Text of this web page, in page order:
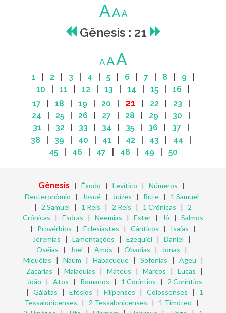
AAA
Gênesis : 21
AAA
1 2 3 4 5| 6 7 8 9
10
11 12 13 14 15 16
17
18 19 20 21 22 23
24
25 26 27 28 29 30
31
32 33 34 35 36 37
38
39 40 41 42 43 44
45| 46 47 48 49 50
Gênesis | Êxodo | Levítico | Números |
Deuteronômio | Josué| Juízes | Rute| 1 Samuel
| 2 Samuel | 1 Reis | 2 Reis | 1 Crônicas | 2
Crônicas | Esdras | Neemias | Ester | Jó | Salmos
| Provérbios | Eclesiastes | Cânticos | Isaías |
Jeremias | Lamentações | Ezequiel | Daniel |
Oséias | Joel | Amós | Obadias | Jonas |
Miquéias | Naum | Habacuque| Sofonias | Ageu |
Zacarias | Malaquias | Mateus | Marcos | Lucas |
João | Atos | Romanos | 1 Coríntios | 2 Coríntios
| Gálatas | Efésios | Filipenses | Colossenses | 1
Tessalonicenses | 2 Tessalonicenses | 1 Timóteo |